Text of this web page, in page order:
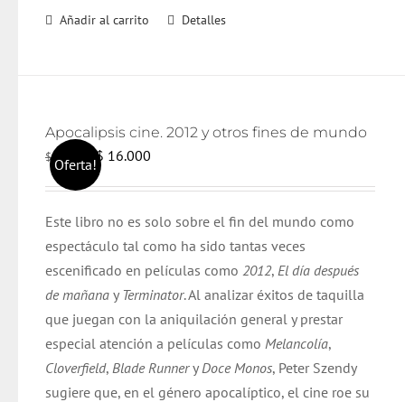
Añadir al carrito Detalles
Oferta!
Apocalipsis cine. 2012 y otros fines de mundo
$17.000
El
precio
era:
$ 17.000.
$ 16.000
es:
$ 16.000.
Este libro no es solo sobre el fin del mundo como
espectáculo tal como ha sido tantas veces
escenificado en películas como 2012, El día después
de mañana y Terminator. Al analizar éxitos de taquilla
que juegan con la aniquilación general y prestar
especial atención a películas como Melancolía,
Cloverfield, Blade RunneryDoce Monos, Peter Szendy
sugiere que, en el género apocalíptico, el cine roe su